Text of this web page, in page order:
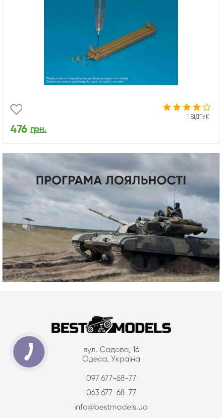
1 ВІДГУК
476 грн.
вул. Садова, 16
Одеса, Україна
097 677-68-77
063 677-68-77
info@bestmodels.ua